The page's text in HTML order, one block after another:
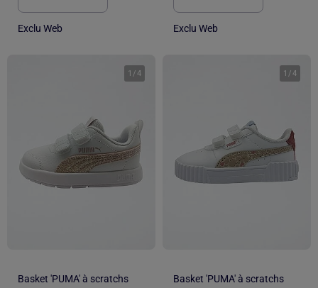
Exclu Web Exclu Web
1 /4
Basket 'PUMA' à scratchs
1 /4
Basket 'PUMA' à scratchs